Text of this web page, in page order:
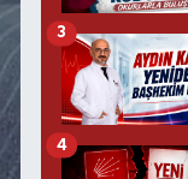
3
4